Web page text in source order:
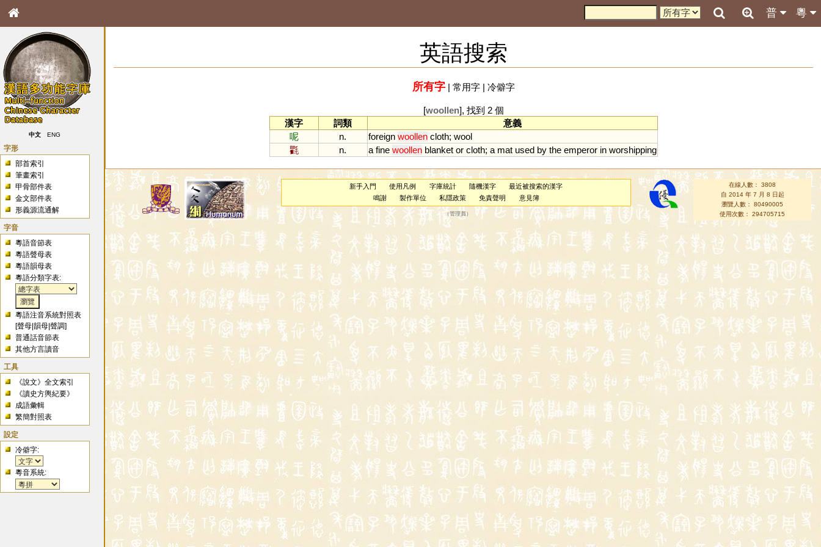
粵
普
中文 ENG
字形
部首索引
筆畫索引
甲骨部件表
金文部件表
形義源流通解
字音
粵語音節表
粵語聲母表
粵語韻母表
粵語分類字表:
粵語注音系統對照表
[聲母 |韻母 |聲調]
普通話音節表
其他方言讀音
工具
《說文》全文索引
《讀史方輿紀要》
成語彙輯
繁簡對照表
設定
冷僻字:
粵音系統:
英語搜索
所有字| 常用字| 冷僻字
[woollen], 找到 2 個
漢字
詞類
意義
呢
n. foreign woollen cloth; wool
氍
n. a fine woollen blanket or cloth; a mat used by the emperor in worshipping
新手入門 使用凡例 字庫統計 隨機漢字
最近被搜索的漢字
鳴謝
製作單位 私隱政策 免責聲明 意見簿
（管理員 ）
在線人數： 3808
自 2014 年 7 月 8 日起
瀏覽人數： 80490005
使用次數： 294705715